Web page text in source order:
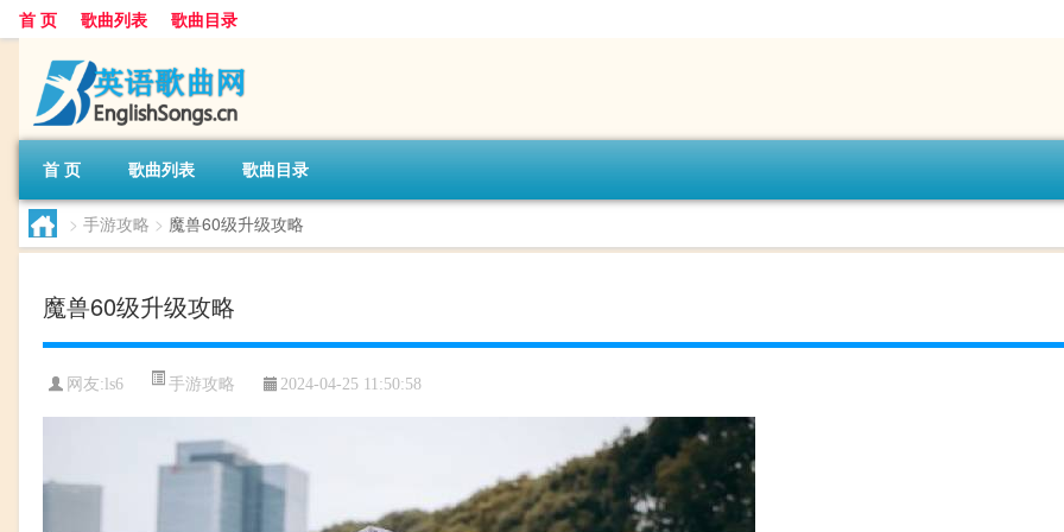
首 页 歌曲列表 歌曲目录
首 页 歌曲列表 歌曲目录
> 手游攻略 > 魔兽60级升级攻略
魔兽60级升级攻略
网友: ls6 手游攻略 2024-04-25 11:50:58